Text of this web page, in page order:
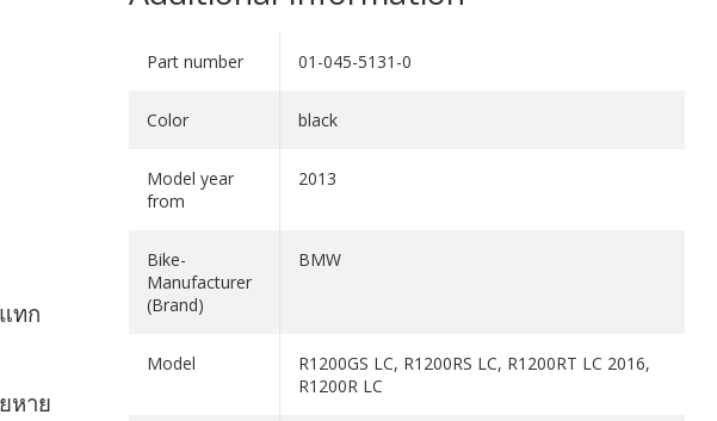
ทก
หาย
Part number 01-045-5131-0
Color black
Model year
from
2013
Bike-
Manufacturer
(Brand)
BMW
Model
R1200GS LC, R1200RS LC, R1200RT LC 2016,
R1200R LC